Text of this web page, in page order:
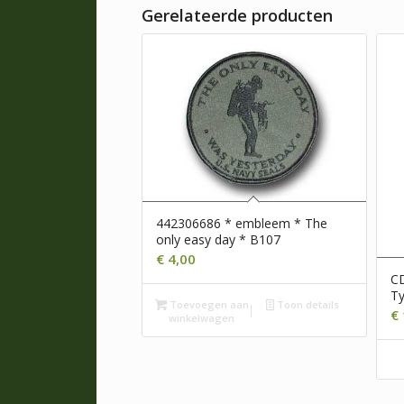
Gerelateerde producten
442306686 * embleem * The
only easy day * B107
€ 4,00
Toevoegen aan
winkelwagen
Toon details
€